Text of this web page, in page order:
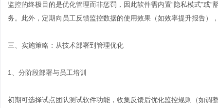
监控的终极目的是优化管理而非惩罚，因此软件需内置“隐私模式”或
务。此外，定期向员工反馈监控数据的使用效果（如效率提升报告）
三、实施策略：从技术部署到管理优化
1、分阶段部署与员工培训
初期可选择试点团队测试软件功能，收集反馈后优化监控规则（如调